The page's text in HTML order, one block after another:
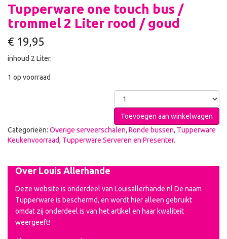
Tupperware one touch bus /
trommel 2 Liter rood / goud
€ 19,95
inhoud 2 Liter.
1 op voorraad
Toevoegen aan winkelwagen
Categorieën: Overige serveerschalen, Ronde bussen, Tupperware
Keukenvoorraad, Tupperware Serveren en Presenter.
Over Louis Allerhande
Deze website is onderdeel van Louisallerhande.nl De naam
Tupperware is beschermd, en wordt hier alleen gebruikt
omdat zij onderdeel is van het artikel en haar kwaliteit
weergeeft!